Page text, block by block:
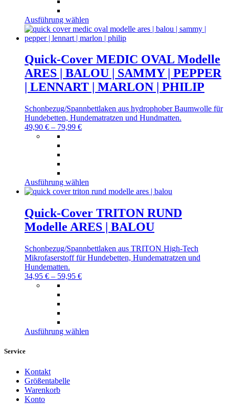
Ausführung wählen
Produkt
weist
Varianten
auf.
Die
Optionen
können
der
Produktseite
Quick-Cover MEDIC OVAL Modelle
ARES | BALOU | SAMMY | PEPPER
| LENNART | MARLON | PHILIP
Schonbezug/Spannbettlaken aus hydrophober Baumwolle für
Hundebetten, Hundematratzen und Hundmatten.
49,90 € – 79,99 €
Ausführung wählen
Produkt
mehrere
Varianten
auf.
Optionen
können
auf
Quick-Cover TRITON RUND
Modelle ARES | BALOU
Schonbezug/Spannbettlaken aus TRITON High-Tech
Mikrofaserstoff für Hundebetten, Hundematratzen und
Hundematten.
34,95 € – 59,95 €
Ausführung wählen
Service
Kontakt
Größentabelle
Warenkorb
Konto